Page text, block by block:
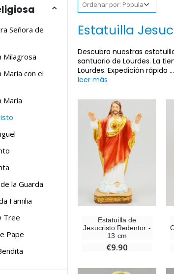
Estatuilla
Descubra nuestras
santuario de Lourdes. La
Lourdes. Expedición rápida ...
leer más
Estatuilla de
Jesucristo Redentor -
13 cm
€9.90
Señora de
Milagrosa
María con el
María
la Guarda
Familia
Tree
Pape